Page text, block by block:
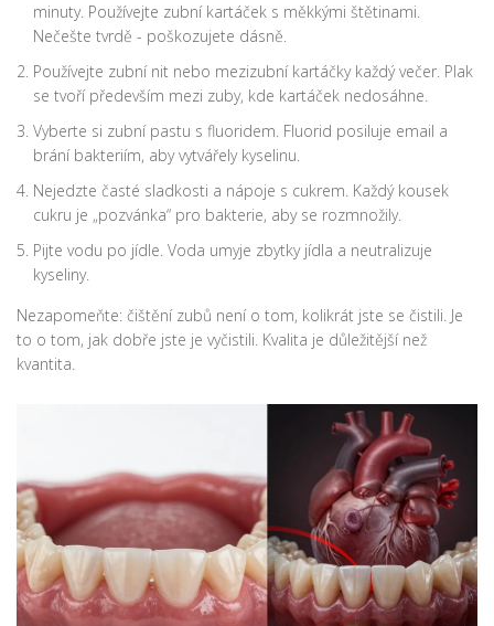
minuty. Používejte zubní kartáček s měkkými štětinami.
Nečešte tvrdě - poškozujete dásně.
Používejte zubní nit nebo mezizubní kartáčky každý večer. Plak
se tvoří především mezi zuby, kde kartáček nedosáhne.
Vyberte si zubní pastu s fluoridem. Fluorid posiluje email a
brání bakteriím, aby vytvářely kyselinu.
Nejedzte časté sladkosti a nápoje s cukrem. Každý kousek
cukru je „pozvánka“ pro bakterie, aby se rozmnožily.
Pijte vodu po jídle. Voda umyje zbytky jídla a neutralizuje
kyseliny.
Nezapomeňte: čištění zubů není o tom, kolikrát jste se čistili. Je
to o tom, jak dobře jste je vyčistili. Kvalita je důležitější než
kvantita.